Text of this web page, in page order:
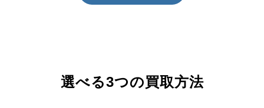
選べる3つの買取方法